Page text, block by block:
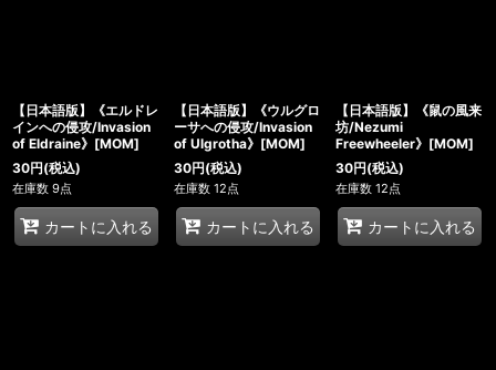
【日本語版】《エルドレ
インへの侵攻/Invasion
of Eldraine》[MOM]
30円(税込)
在庫数 9点
カートに入れる
【日本語版】《ウルグロ
ーサへの侵攻/Invasion
of Ulgrotha》[MOM]
30円(税込)
在庫数 12点
カートに入れる
【日本語版】《鼠の風来
坊/Nezumi
Freewheeler》[MOM]
30円(税込)
在庫数 12点
カートに入れる